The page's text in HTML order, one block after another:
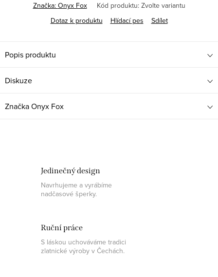
Značka: Onyx Fox Kód produktu: Zvolte variantu
Dotaz k produktu
Hlídací pes Sdílet
Popis produktu
Diskuze
ZnačkaOnyx Fox
Jedinečný design
Navrhujeme a vyrábíme
nadčasové šperky.
Ruční práce
S láskou uchováváme tradici
zlatnické výroby v Čechách.